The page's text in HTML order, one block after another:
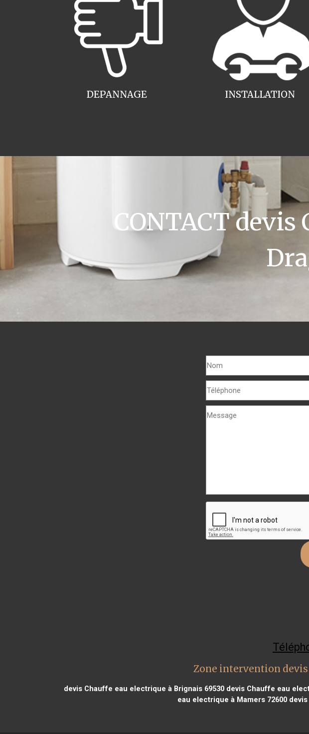
INSTALLATION
DEPANNAGE
CONTACT devis
Zone intervention
devis Chauffe eau electrique à Brignais 69530 devis Chauffe eau
eau electrique à Mamers 72600devis